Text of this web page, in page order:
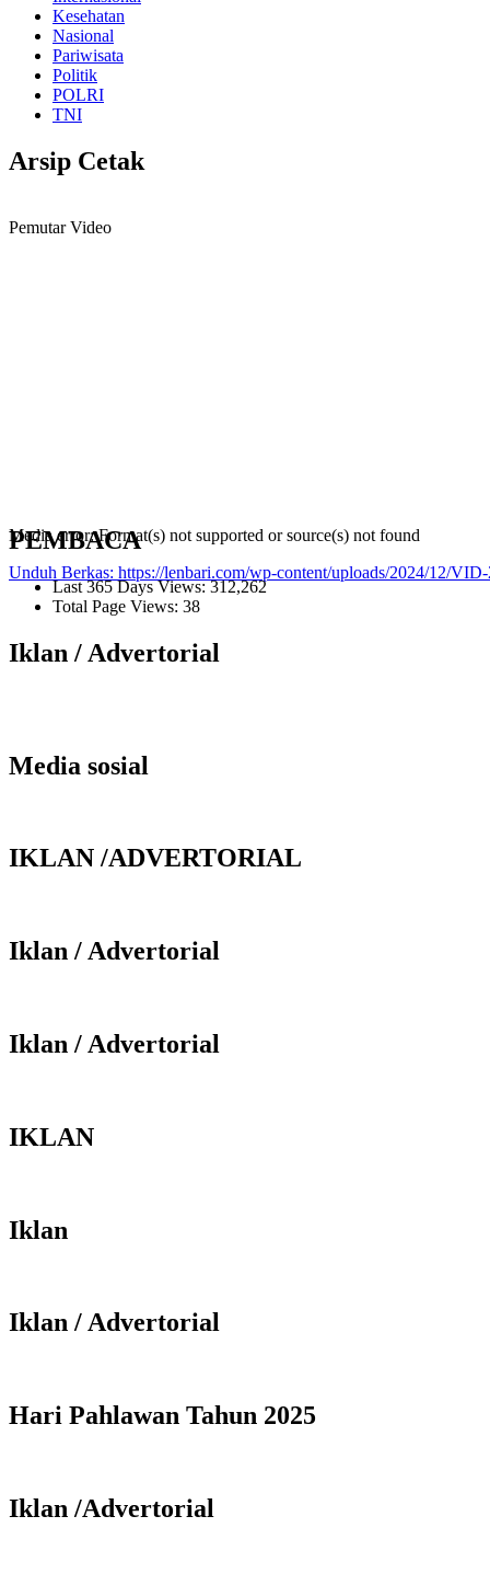
Kesehatan
Nasional
Pariwisata
Politik
POLRI
TNI
Arsip Cetak
Pemutar Video
Media error: Format(s) not supported or source(s) not found
Unduh Berkas: https://lenbari.com/wp-content/uploads/2024/12/
PEMBACA
Last 365 Days Views:312,262
Total Page Views: 38
Iklan / Advertorial
Media sosial
IKLAN /ADVERTORIAL
Iklan / Advertorial
Iklan / Advertorial
IKLAN
Iklan
Iklan / Advertorial
Hari Pahlawan Tahun 2025
Iklan /Advertorial